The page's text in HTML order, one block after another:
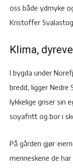
oss både ydmyke
Kristoffer Svalastog
Klima,
I bygda under
bredd, ligger Nedre
lykkelige griser sin
soyafritt og bor i
På gården gjør
menneskene de